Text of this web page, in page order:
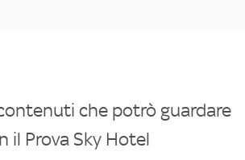
che potrò guardare
il Prova Sky Hotel